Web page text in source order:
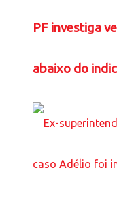
PF investiga
abaixo do